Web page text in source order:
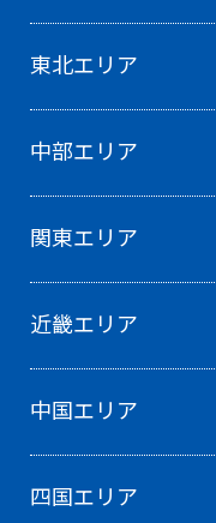
東北エリア
中部エリア
関東エリア
近畿エリア
中国エリア
四国エリア